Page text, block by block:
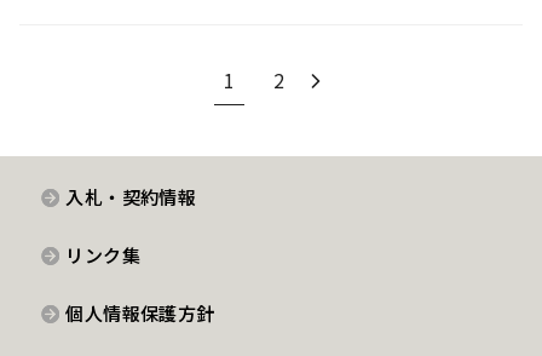
1 2
入札・契約情報
リンク集
個人情報保護方針